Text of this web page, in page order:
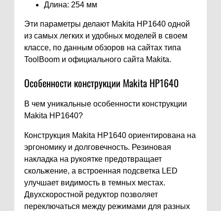
Длина: 254 мм
Эти параметры делают Makita HP1640 одной
из самых легких и удобных моделей в своем
классе, по данным обзоров на сайтах типа
ToolBoom и официального сайта Makita.
Особенности конструкции Makita HP1640
В чем уникальные особенности конструкции
Makita HP1640?
Конструкция Makita HP1640 ориентирована на
эргономику и долговечность. Резиновая
накладка на рукоятке предотвращает
скольжение, а встроенная подсветка LED
улучшает видимость в темных местах.
Двухскоростной редуктор позволяет
переключаться между режимами для разных